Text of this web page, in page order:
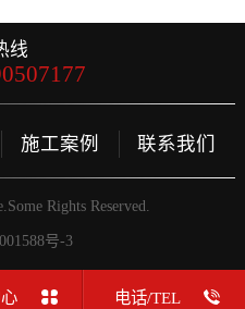
线
施工案例 联系我们
Rights Reserved.
号-3
电话/TEL